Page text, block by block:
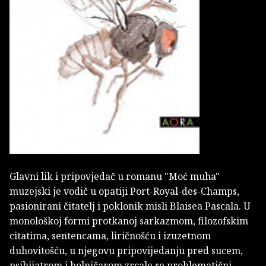
Glavni lik i pripovjedač u romanu "Moć muha"
muzejski je vodič u opatiji Port-Royal-des-Champs,
pasionirani čitatelj i poklonik misli Blaisea Pascala. U
monološkoj formi protkanoj sarkazmom, filozofskim
citatima, sentencama, liričnošću i izuzetnom
duhovitošću, u njegovu pripovijedanju pred sucem,